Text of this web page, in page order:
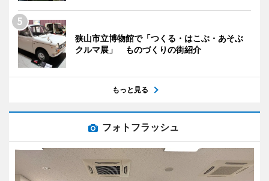
狭山市立博物館で「つくる・はこぶ・あそぶ
クルマ展」 ものづくりの街紹介
もっと見る
フォトフラッシュ